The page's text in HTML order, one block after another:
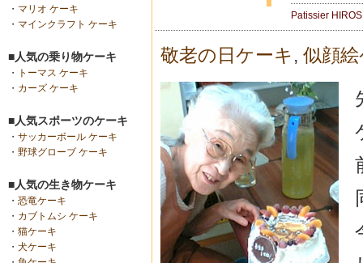
・ マリオ ケーキ
・ マインクラフト ケーキ
■人気の乗り物ケーキ
・
トーマス ケーキ
・ カーズ ケーキ
■人気スポーツのケーキ
・ サッカーボール ケーキ
・ 野球グローブ ケーキ
■人気の生き物ケーキ
・ 恐竜ケーキ
・ カブトムシ ケーキ
・ 猫ケーキ
・ 犬ケーキ
Patissier
敬老の日ケーキ , 似顔